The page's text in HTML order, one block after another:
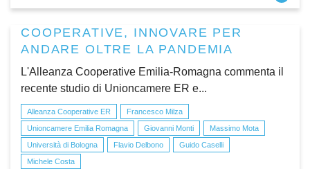
COOPERATIVE, INNOVARE PER
ANDARE OLTRE LA PANDEMIA
L'Alleanza Cooperative Emilia-Romagna commenta il
recente studio di Unioncamere ER e...
Alleanza Cooperative ER
Francesco Milza
Unioncamere Emilia Romagna
Giovanni Monti
Massimo Mota
Università di Bologna
Flavio Delbono
Guido Caselli
Michele Costa